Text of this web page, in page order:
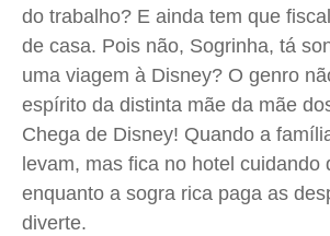
do trabalho? E ainda tem que
de casa. Pois não, Sogrinha, tá
uma viagem à Disney? O genro
espírito da distinta mãe da mãe
Chega de Disney! Quando a
levam, mas fica no hotel cuidando
enquanto a sogra rica paga as
diverte.